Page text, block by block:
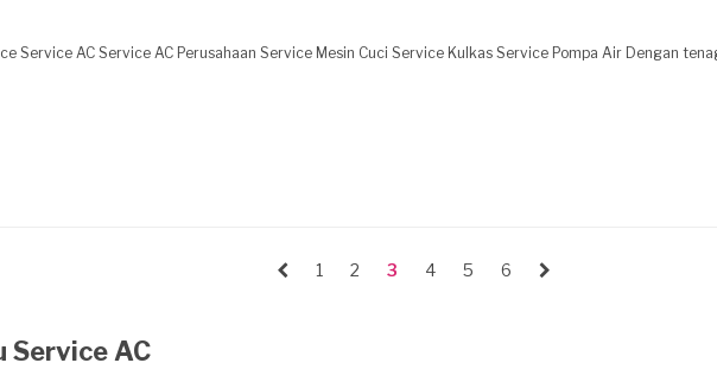
kerja
1 2 3 4 5 6
Service AC